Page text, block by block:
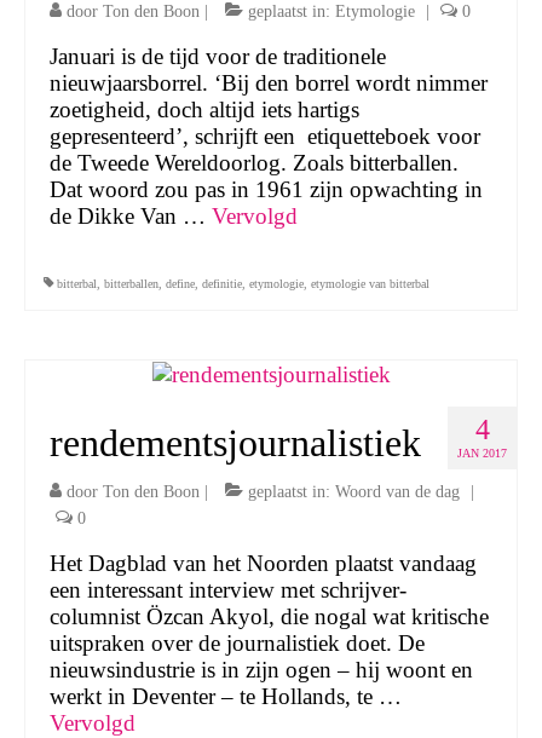
door Ton den Boon | geplaatst in: Etymologie | 0
Januari is de tijd voor de traditionele
nieuwjaarsborrel. ‘Bij den borrel wordt nimmer
zoetigheid, doch altijd iets hartigs
gepresenteerd’, schrijft een etiquetteboek voor
de Tweede Wereldoorlog. Zoals bitterballen.
Dat woord zou pas in 1961 zijn opwachting in
de Dikke Van … Vervolgd
bitterbal bitterballen define definitie etymologie etymologie van bitterbal
4
JAN 2017
rendementsjournalistiek
door Ton den Boon geplaatst in: Woord van de dag
0
Het Dagblad van het Noorden plaatst vandaag
een interessant interview met schrijver-
columnist Özcan Akyol, die nogal wat kritische
uitspraken over de journalistiek doet. De
nieuwsindustrie is in zijn ogen – hij woont en
werkt in Deventer – te Hollands, te …
Vervolgd